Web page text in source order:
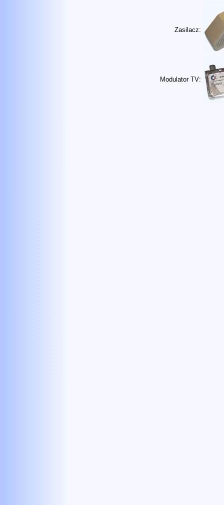
Zasilacz:
ModulatorTV: